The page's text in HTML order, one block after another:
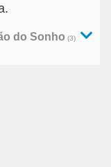
do Sonho (3)